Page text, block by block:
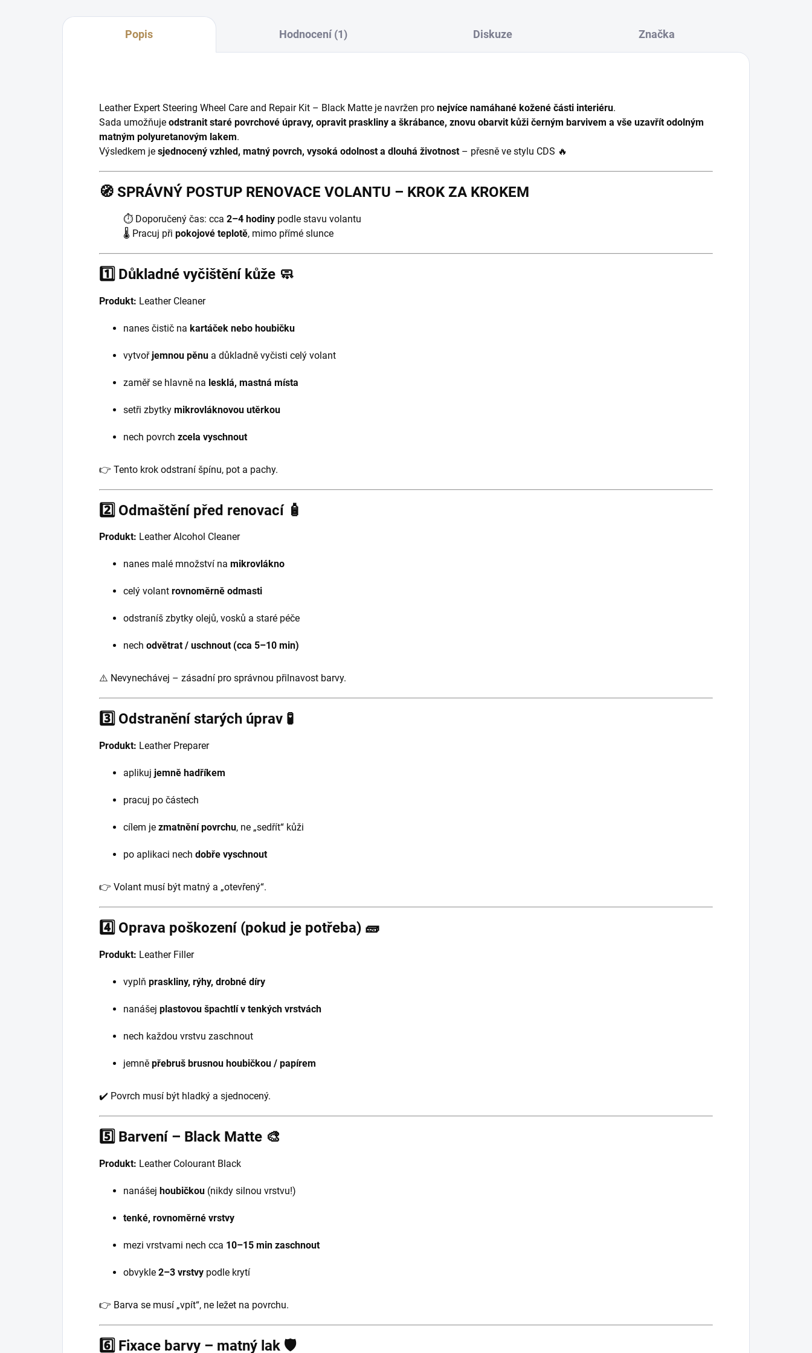
Popis Hodnocení (1) Diskuze Značka
Leather Expert Steering Wheel Care and Repair Kit – Black Matte je navržen pro nejvíce namáhané kožené části interiéru.
Sada umožňuje odstranit staré povrchové úpravy, opravit praskliny a škrábance, znovu obarvit kůži černým barvivem a vše uzavřít odolným
matným polyuretanovým lakem.
Výsledkem je sjednocený vzhled, matný povrch, vysoká odolnost a dlouhá životnost– přesně ve stylu CDS 🔥
🧭 SPRÁVNÝ POSTUP RENOVACE VOLANTU – KROK ZA KROKEM
⏱️ Doporučený čas: cca 2–4 hodiny podle stavu volantu
🌡️ Pracuj při pokojové teplotě, mimo přímé slunce
1️⃣ Důkladné vyčištění kůže 🧼
Produkt: Leather Cleaner
nanes čistič na kartáček nebo houbičku
vytvořjemnou pěnu a důkladně vyčisti celý volant
zaměř se hlavně na lesklá, mastná místa
setři zbytky mikrovláknovou utěrkou
nech povrch zcela vyschnout
👉 Tento krok odstraní špínu, pot a pachy.
2️⃣ Odmaštění před renovací 🧴
Produkt: Leather Alcohol Cleaner
nanes malé množství na mikrovlákno
celý volant rovnoměrně odmasti
odstraníš zbytky olejů, vosků a staré péče
nech odvětrat / uschnout (cca 5–10 min)
⚠️ Nevynechávej – zásadní pro správnou přilnavost barvy.
3️⃣ Odstranění starých úprav 🧪
Produkt: Leather Preparer
aplikuj jemně hadříkem
pracuj po částech
cílem je zmatnění povrchu, ne „sedřít“ kůži
po aplikaci nech dobře vyschnout
👉 Volant musí být matný a „otevřený“.
4️⃣ Oprava poškození (pokud je potřeba) 🧱
Produkt: Leather Filler
vyplň praskliny, rýhy, drobné díry
nanášej plastovou špachtlí v tenkých vrstvách
nech každou vrstvu zaschnout
jemně přebruš brusnou houbičkou / papírem
✔️ Povrch musí být hladký a sjednocený.
5️⃣ Barvení – Black Matte 🎨
Produkt: Leather Colourant Black
nanášej houbičkou (nikdy silnou vrstvu!)
tenké, rovnoměrné vrstvy
mezi vrstvami nech cca 10–15 min zaschnout
obvykle 2–3 vrstvy podle krytí
👉 Barva se musí „vpít“, ne ležet na povrchu.
6️⃣ Fixace barvy – matný lak 🛡️